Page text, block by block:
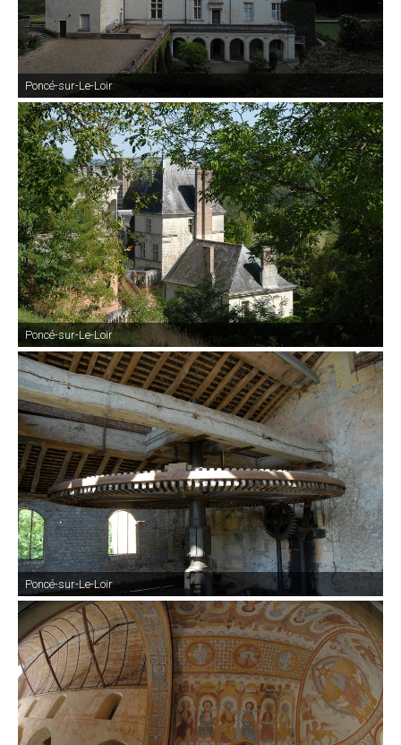
Poncé-sur-Le-Loir
Poncé-sur-Le-Loir
Poncé-sur-Le-Loir